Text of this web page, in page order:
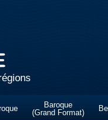
Baroque
(Grand Format)